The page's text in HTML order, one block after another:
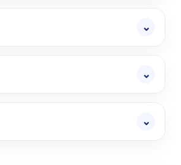
⌄
⌄
⌄